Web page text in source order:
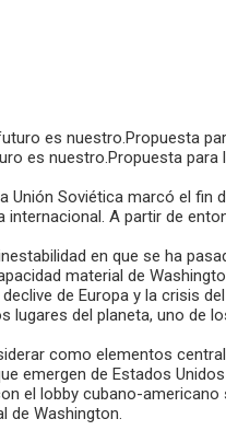
es nuestro.Propuesta
Unión Soviética marcó el
internacional. A partir de
en que se ha
material de
de Europa y la crisis
lugares del planeta, uno de
como elementos
emergen de Estados
el lobby cubano-
de Washington.